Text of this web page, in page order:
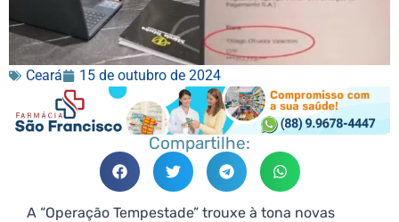
Ceará 15 de outubro de 2024
Compartilhe:
A “Operação Tempestade” trouxe à tona novas